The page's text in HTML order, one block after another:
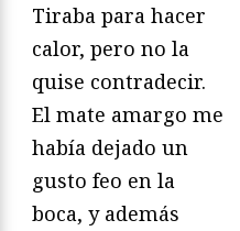
Tiraba para hacer
calor, pero no la
quise contradecir.
El mate amargo me
había dejado un
gusto feo en la
boca, y además